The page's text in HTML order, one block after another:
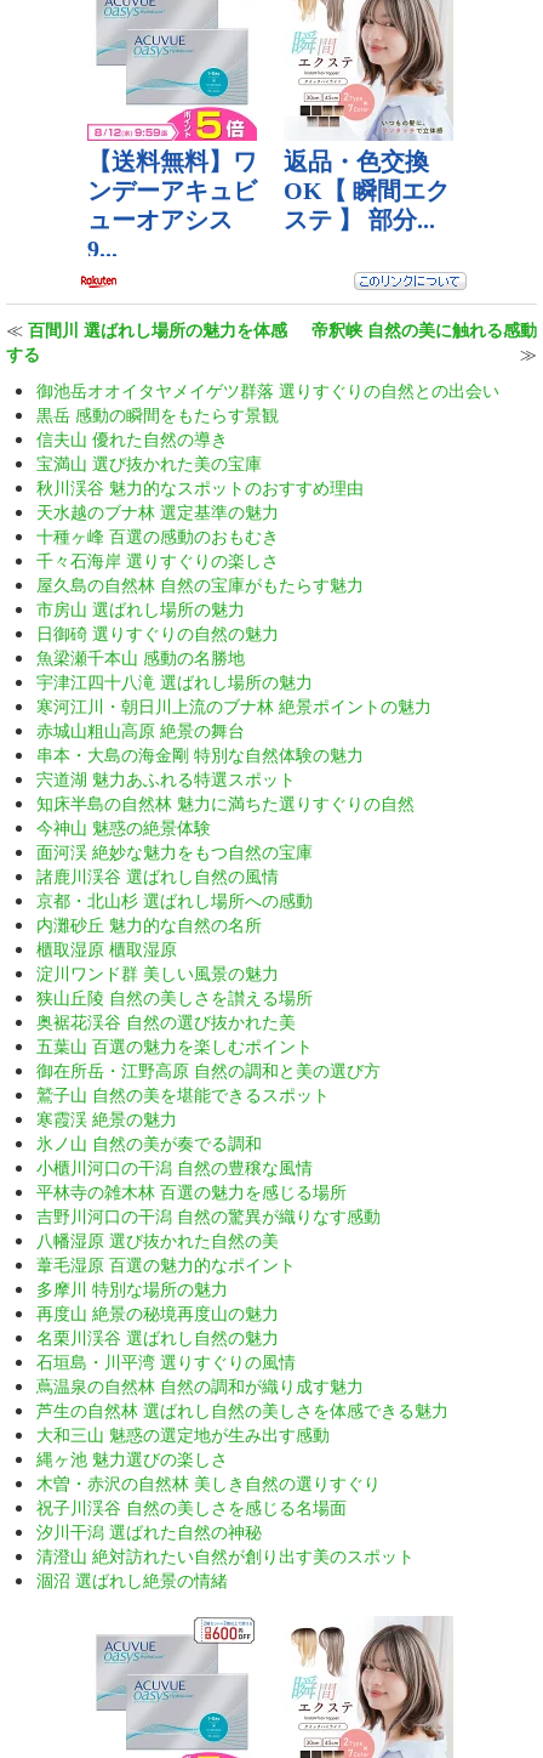
≪ 百間川 選ばれし場所の魅力を体感
する
帝釈峡 自然の美に触れる感動
≫
御池岳オオイタヤメイゲツ群落 選りすぐりの自然との出会い
黒岳 感動の瞬間をもたらす景観
信夫山 優れた自然の導き
宝満山 選び抜かれた美の宝庫
秋川渓谷 魅力的なスポットのおすすめ理由
天水越のブナ林 選定基準の魅力
十種ヶ峰 百選の感動のおもむき
千々石海岸 選りすぐりの楽しさ
屋久島の自然林 自然の宝庫がもたらす魅力
市房山 選ばれし場所の魅力
日御碕 選りすぐりの自然の魅力
魚梁瀬千本山 感動の名勝地
宇津江四十八滝 選ばれし場所の魅力
寒河江川・朝日川上流のブナ林 絶景ポイントの魅力
赤城山粗山高原 絶景の舞台
串本・大島の海金剛 特別な自然体験の魅力
宍道湖 魅力あふれる特選スポット
知床半島の自然林 魅力に満ちた選りすぐりの自然
今神山 魅惑の絶景体験
面河渓 絶妙な魅力をもつ自然の宝庫
諸鹿川渓谷 選ばれし自然の風情
京都・北山杉 選ばれし場所への感動
内灘砂丘 魅力的な自然の名所
櫃取湿原 櫃取湿原
淀川ワンド群 美しい風景の魅力
狭山丘陵 自然の美しさを讃える場所
奥裾花渓谷 自然の選び抜かれた美
五葉山 百選の魅力を楽しむポイント
御在所岳・江野高原 自然の調和と美の選び方
鷲子山 自然の美を堪能できるスポット
寒霞渓 絶景の魅力
氷ノ山 自然の美が奏でる調和
小櫃川河口の干潟 自然の豊穣な風情
平林寺の雑木林 百選の魅力を感じる場所
吉野川河口の干潟 自然の驚異が織りなす感動
八幡湿原 選び抜かれた自然の美
葦毛湿原 百選の魅力的なポイント
多摩川 特別な場所の魅力
再度山 絶景の秘境再度山の魅力
名栗川渓谷 選ばれし自然の魅力
石垣島・川平湾 選りすぐりの風情
蔦温泉の自然林 自然の調和が織り成す魅力
芦生の自然林 選ばれし自然の美しさを体感できる魅力
大和三山 魅惑の選定地が生み出す感動
縄ヶ池 魅力選びの楽しさ
木曽・赤沢の自然林 美しき自然の選りすぐり
祝子川渓谷 自然の美しさを感じる名場面
汐川干潟 選ばれた自然の神秘
清澄山 絶対訪れたい自然が創り出す美のスポット
涸沼 選ばれし絶景の情緒